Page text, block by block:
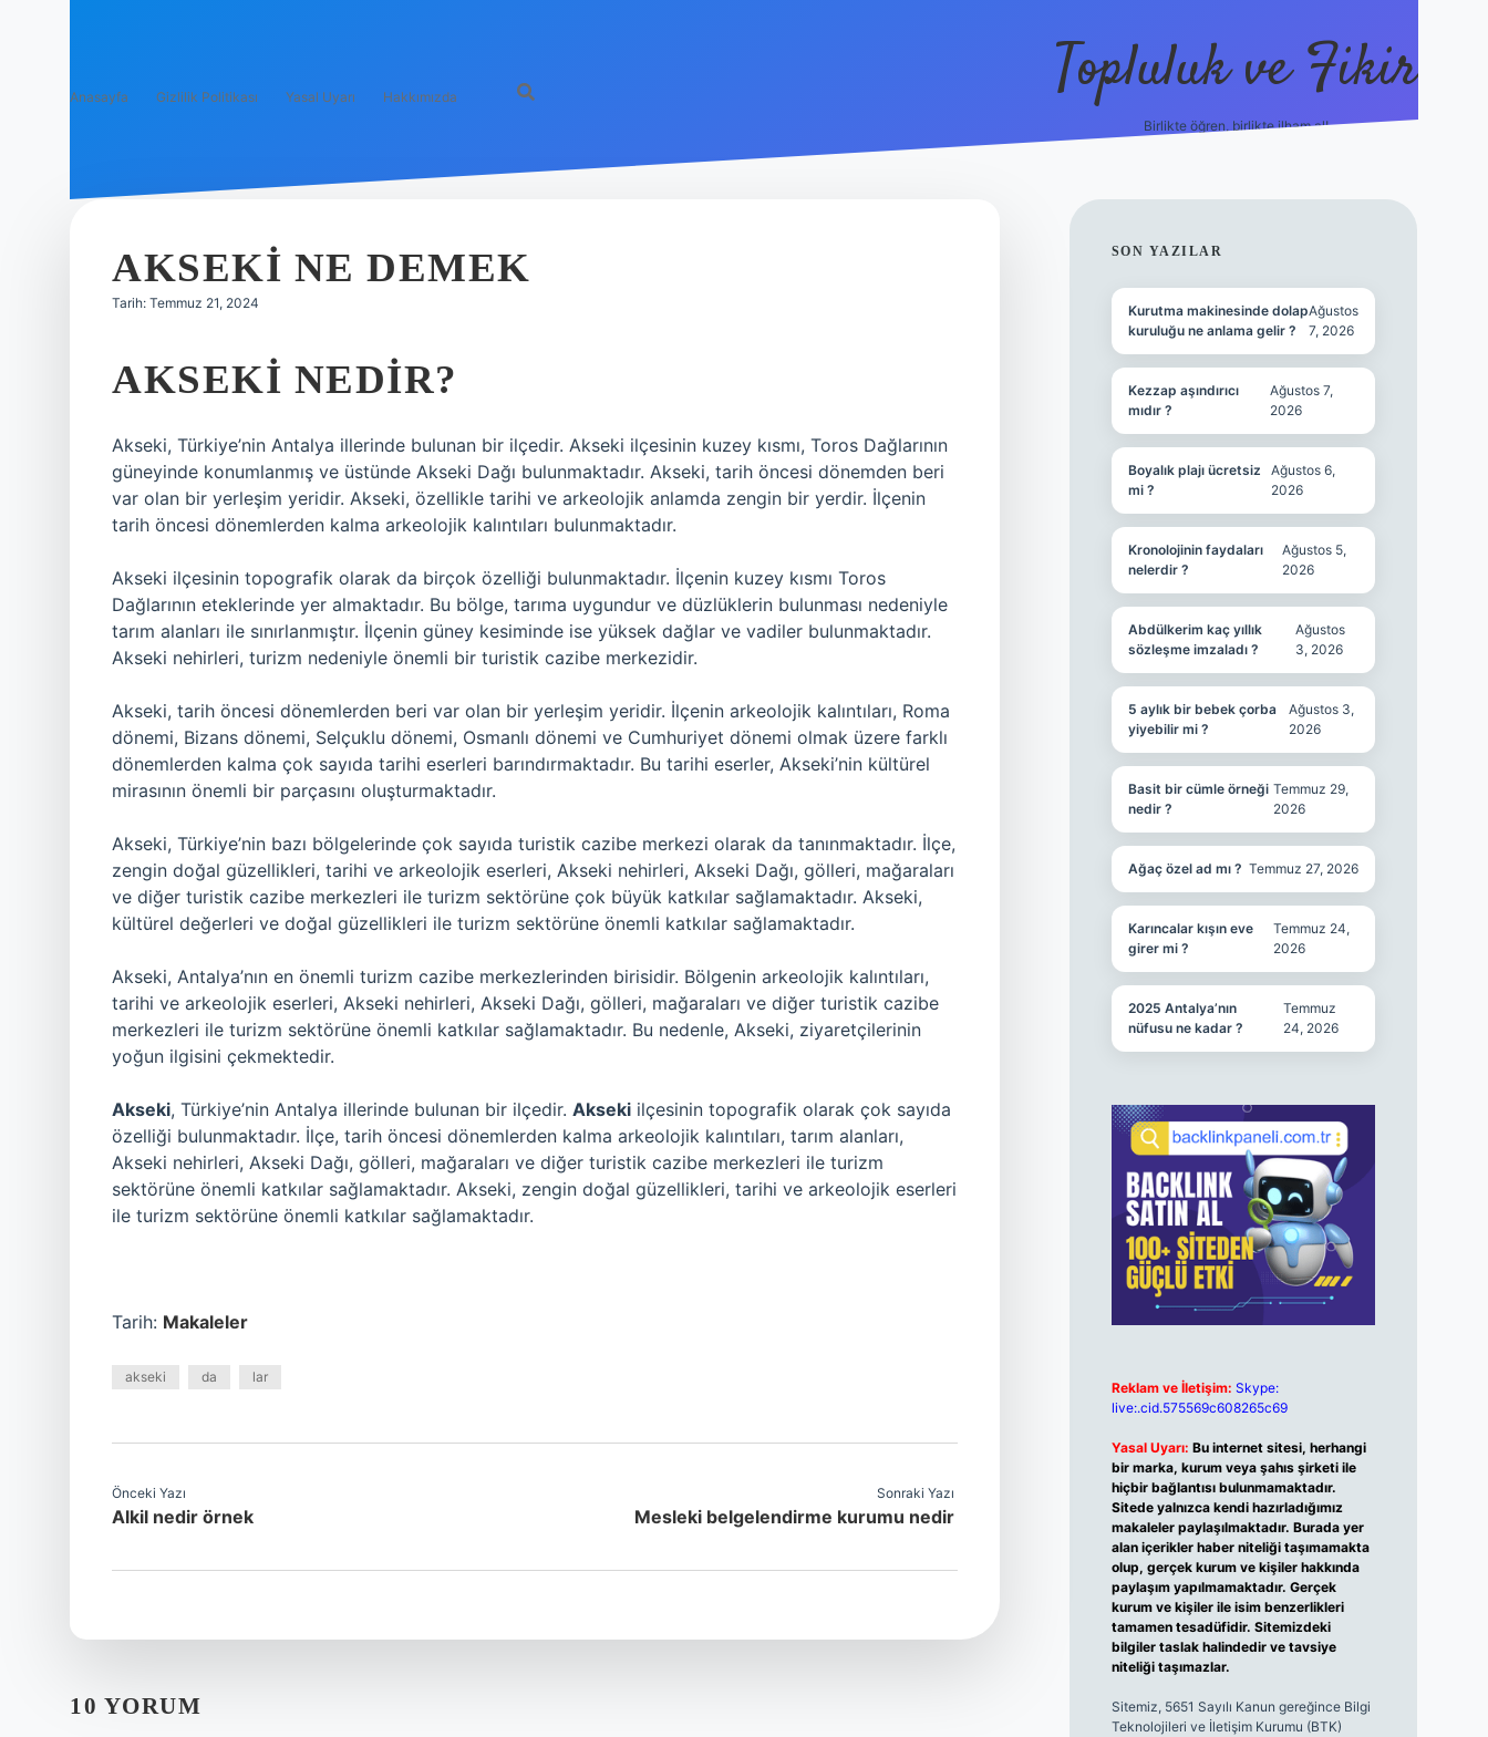
Anasayfa Gizlilik Politikası Yasal Uyarı Hakkımızda Topluluk ve Fikir
Birlikte öğren, birlikte ilham al!
AKSEKI NE DEMEK
Tarih: Temmuz 21, 2024
AKSEKI NEDIR?
Akseki, Türkiye’nin Antalya illerinde bulunan bir ilçedir. Akseki ilçesinin kuzey kısmı, Toros Dağlarının
güneyinde konumlanmış ve üstünde Akseki Dağı bulunmaktadır. Akseki, tarih öncesi dönemden beri
var olan bir yerleşim yeridir. Akseki, özellikle tarihi ve arkeolojik anlamda zengin bir yerdir. İlçenin
tarih öncesi dönemlerden kalma arkeolojik kalıntıları bulunmaktadır.
Akseki ilçesinin topografik olarak da birçok özelliği bulunmaktadır. İlçenin kuzey kısmı Toros
Dağlarının eteklerinde yer almaktadır. Bu bölge, tarıma uygundur ve düzlüklerin bulunması nedeniyle
tarım alanları ile sınırlanmıştır. İlçenin güney kesiminde ise yüksek dağlar ve vadiler bulunmaktadır.
Akseki nehirleri, turizm nedeniyle önemli bir turistik cazibe merkezidir.
Akseki, tarih öncesi dönemlerden beri var olan bir yerleşim yeridir. İlçenin arkeolojik kalıntıları, Roma
dönemi, Bizans dönemi, Selçuklu dönemi, Osmanlı dönemi ve Cumhuriyet dönemi olmak üzere farklı
dönemlerden kalma çok sayıda tarihi eserleri barındırmaktadır. Bu tarihi eserler, Akseki’nin kültürel
mirasının önemli bir parçasını oluşturmaktadır.
Akseki, Türkiye’nin bazı bölgelerinde çok sayıda turistik cazibe merkezi olarak da tanınmaktadır. İlçe,
zengin doğal güzellikleri, tarihi ve arkeolojik eserleri, Akseki nehirleri, Akseki Dağı, gölleri, mağaraları
ve diğer turistik cazibe merkezleri ile turizm sektörüne çok büyük katkılar sağlamaktadır. Akseki,
kültürel değerleri ve doğal güzellikleri ile turizm sektörüne önemli katkılar sağlamaktadır.
Akseki, Antalya’nın en önemli turizm cazibe merkezlerinden birisidir. Bölgenin arkeolojik kalıntıları,
tarihi ve arkeolojik eserleri, Akseki nehirleri, Akseki Dağı, gölleri, mağaraları ve diğer turistik cazibe
merkezleri ile turizm sektörüne önemli katkılar sağlamaktadır. Bu nedenle, Akseki, ziyaretçilerinin
yoğun ilgisini çekmektedir.
Akseki, Türkiye’nin Antalya illerinde bulunan bir ilçedir. Akseki ilçesinin topografik olarak çok sayıda
özelliği bulunmaktadır. İlçe, tarih öncesi dönemlerden kalma arkeolojik kalıntıları, tarım alanları,
Akseki nehirleri, Akseki Dağı, gölleri, mağaraları ve diğer turistik cazibe merkezleri ile turizm
sektörüne önemli katkılar sağlamaktadır. Akseki, zengin doğal güzellikleri, tarihi ve arkeolojik eserleri
ile turizm sektörüne önemli katkılar sağlamaktadır.
Tarih: Makaleler
akseki da lar
Önceki Yazı
Alkil nedir örnek
Sonraki Yazı
Mesleki belgelendirme kurumu nedir
10 YORUM
SIDEBAR
SON YAZILAR
Kurutma makinesinde dolap
kuruluğu ne anlama gelir ?
Ağustos
7, 2026
Kezzap aşındırıcı
mıdır ?
Ağustos 7,
2026
Boyalık plajı ücretsiz
mi ?
Ağustos 6,
2026
Kronolojinin faydaları
nelerdir ?
Ağustos 5,
2026
Abdülkerim kaç yıllık
sözleşme imzaladı ?
Ağustos
3, 2026
5 aylık bir bebek çorba
yiyebilir mi ?
Ağustos 3,
2026
Basit bir cümle örneği
nedir ?
Temmuz 29,
2026
Ağaç özel ad mı ? Temmuz 27, 2026
Karıncalar kışın eve
girer mi ?
Temmuz 24,
2026
2025 Antalya’nın
nüfusu ne kadar ?
Temmuz
24, 2026
Reklam ve İletişim: Skype:
live:.cid.575569c608265c69
Yasal Uyarı: Bu internet sitesi, herhangi
bir marka, kurum veya şahıs şirketi ile
hiçbir bağlantısı bulunmamaktadır.
Sitede yalnızca kendi hazırladığımız
makaleler paylaşılmaktadır. Burada yer
alan içerikler haber niteliği taşımamakta
olup, gerçek kurum ve kişiler hakkında
paylaşım yapılmamaktadır. Gerçek
kurum ve kişiler ile isim benzerlikleri
tamamen tesadüfidir. Sitemizdeki
bilgiler taslak halindedir ve tavsiye
niteliği taşımazlar.
Sitemiz, 5651 Sayılı Kanun gereğince Bilgi
Teknolojileri ve İletişim Kurumu (BTK)